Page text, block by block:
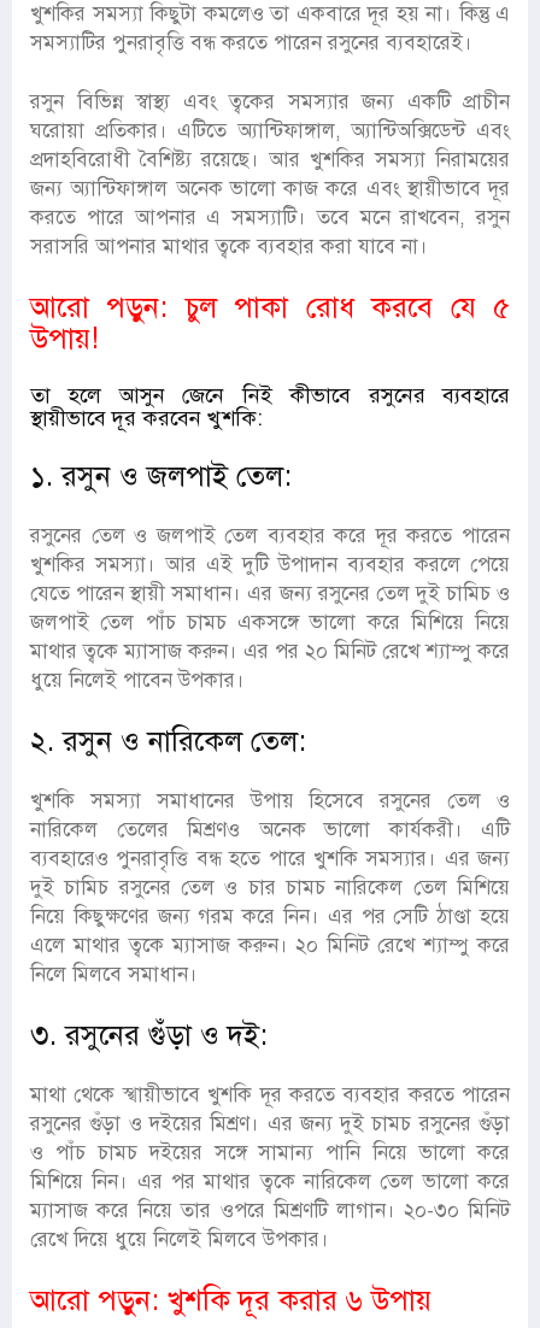
খুশকির সমস্যা কিছুটা কমলেও তা একবারে দূর হয় না। কিন্তু এ
সমস্যাটির পুনরাবৃত্তি বন্ধ করতে পারেন রসুনের ব্যবহারেই।
রসুন বিভিন্ন স্বাস্থ্য এবং ত্বকের সমস্যার জন্য একটি প্রাচীন
ঘরোয়া প্রতিকার। এটিতে অ্যান্টিফাঙ্গাল, অ্যান্টিঅক্সিডেন্ট এবং
প্রদাহবিরোধী বৈশিষ্ট্য রয়েছে। আর খুশকির সমস্যা নিরাময়ের
জন্য অ্যান্টিফাঙ্গাল অনেক ভালো কাজ করে এবং স্থায়ীভাবে দূর
করতে পারে আপনার এ সমস্যাটি। তবে মনে রাখবেন, রসুন
সরাসরি আপনার মাথার ত্বকে ব্যবহার করা যাবে না।
আরো পড়ুন:চুল পাকা রোধ করবে যে ৫
উপায়!
তা হলে আসুন জেনে নিই কীভাবে রসুনের ব্যবহারে
স্থায়ীভাবে দূর করবেন খুশকি:
১. রসুন ও জলপাই তেল:
রসুনের তেল ও জলপাই তেল ব্যবহার করে দূর করতে পারেন
খুশকির সমস্যা। আর এই দুটি উপাদান ব্যবহার করলে পেয়ে
যেতে পারেন স্থায়ী সমাধান। এর জন্য রসুনের তেল দুই চামিচ ও
জলপাই তেল পাঁচ চামচ একসঙ্গে ভালো করে মিশিয়ে নিয়ে
মাথার ত্বকে ম্যাসাজ করুন। এর পর ২০ মিনিট রেখে শ্যাম্পু করে
ধুয়ে নিলেই পাবেন উপকার।
২. রসুন ও নারিকেল তেল:
খুশকি সমস্যা সমাধানের উপায় হিসেবে রসুনের তেল ও
নারিকেল তেলের মিশ্রণও অনেক ভালো কার্যকরী। এটি
ব্যবহারেও পুনরাবৃত্তি বন্ধ হতে পারে খুশকি সমস্যার। এর জন্য
দুই চামিচ রসুনের তেল ও চার চামচ নারিকেল তেল মিশিয়ে
নিয়ে কিছুক্ষণের জন্য গরম করে নিন। এর পর সেটি ঠাণ্ডা হয়ে
এলে মাথার ত্বকে ম্যাসাজ করুন। ২০ মিনিট রেখে শ্যাম্পু করে
নিলে মিলবে সমাধান।
৩. রসুনের গুঁড়া ও দই:
মাথা থেকে স্খায়ীভাবে খুশকি দূর করতে ব্যবহার করতে পারেন
রসুনের গুঁড়া ও দইয়ের মিশ্রণ। এর জন্য দুই চামচ রসুনের গুঁড়া
ও পাঁচ চামচ দইয়ের সঙ্গে সামান্য পানি নিয়ে ভালো করে
মিশিয়ে নিন। এর পর মাথার ত্বকে নারিকেল তেল ভালো করে
ম্যাসাজ করে নিয়ে তার ওপরে মিশ্রণটি লাগান। ২০-৩০ মিনিট
রেখে দিয়ে ধুয়ে নিলেই মিলবে উপকার।
আরো পড়ুন: খুশকি দূর করার ৬ উপায়